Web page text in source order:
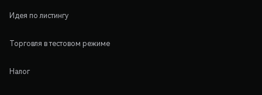
Идея по листингу
Торговля в тестовом режиме
Налог